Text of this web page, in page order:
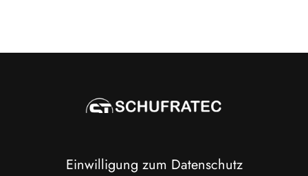
Kontakt
Einwilligung zum Datenschutz